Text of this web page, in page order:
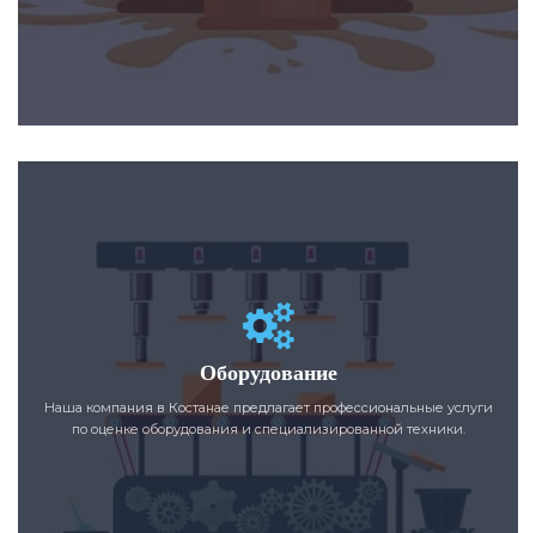
Оборудование
Наша компания в Костанае предлагает профессиональные услуги
по оценке оборудования и специализированной техники.